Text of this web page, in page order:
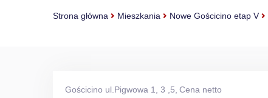
Strona główna Mieszkania Nowe Gościcino etap V
Gościcino ul.Pigwowa 1, 3 ,5, Cena netto